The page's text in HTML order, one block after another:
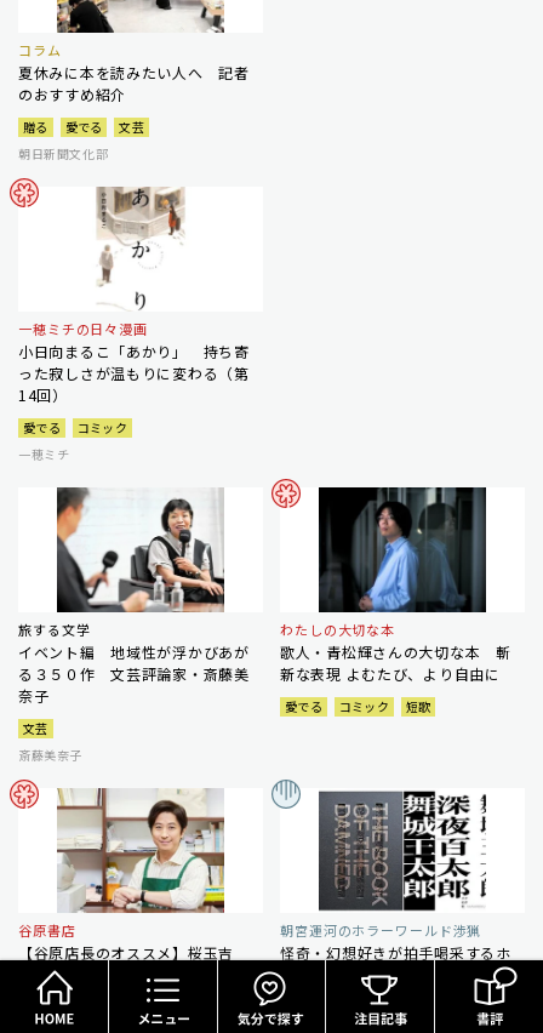
コラム
夏休みに本を読みたい人へ 記者
のおすすめ紹介
贈る 愛でる
文芸
朝日新聞文化部
一穂ミチの日々漫画
小日向まるこ「あかり」 持ち寄
った寂しさが温もりに変わる（第
14回）
愛でる
コミック
一穂ミチ
旅する文学
イベント編 地域性が浮かびあが
る３５０作 文芸評論家・斎藤美
奈子
文芸
斎藤美奈子
わたしの大切な本
歌人・青松輝さんの大切な本 斬
新な表現 よむたび、より自由に
愛でる コミック 短歌
谷原書店
【谷原店長のオススメ】桜玉吉
「満喫漫玉日記 深夜便」 ギャグ
漫画家としての苦悩経た中年の日
常に共感
朝宮運河のホラーワールド渉猟
怪奇・幻想好きが拍手喝采するホ
ラーの好企画３点 超常現象研究
のバイブルから舞城版百物語まで
ぞっとする ホラー